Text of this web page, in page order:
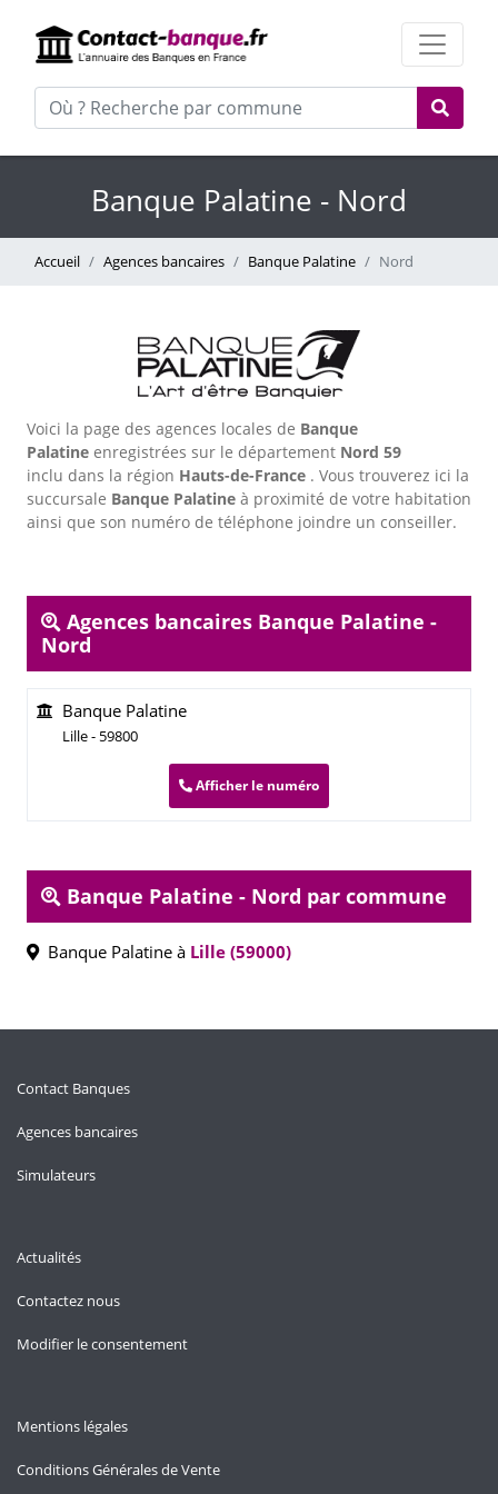
Banque Palatine - Nord
Accueil Agences bancaires Banque Palatine Nord
Voici la page des agences locales de Banque
Palatine enregistrées sur le département Nord 59
inclu dans la région Hauts-de-France . Vous trouverez ici la
succursale Banque Palatine à proximité de votre habitation
ainsi que son numéro de téléphone joindre un conseiller.
Agences bancaires Banque Palatine -
Nord
Banque Palatine
Lille - 59800
Afficher le numéro
Banque Palatine - Nord par commune
Banque Palatine à Lille (59000)
Contact Banques
Agences bancaires
Simulateurs
Actualités
Contactez nous
Modifier le consentement
Mentions légales
Conditions Générales de Vente